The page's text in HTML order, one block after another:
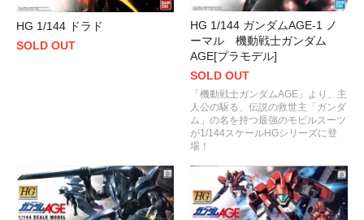
HG 1/144 ドラド
SOLD OUT
HG 1/144 ガンダムAGE-1 ノ
ーマル 機動戦士ガンダム
AGE[プラモデル]
SOLD OUT
「機動戦士ガンダムAGE」より、主
人公の駆る、伝説の救世主「ガンダ
ム」の名を持つ最強のモビルスーツ
が1/144スケールHGシリーズに登
場！